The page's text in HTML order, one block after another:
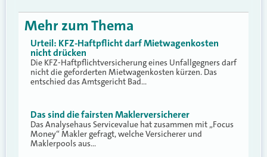
Mehr zum Thema
Urteil: KFZ-Haftpflicht darf Mietwagenkosten
nicht drücken
Die KFZ-Haftpflichtversicherung eines Unfallgegners darf
nicht die geforderten Mietwagenkosten kürzen. Das
entschied das Amtsgericht Bad…
Das sind die fairsten Maklerversicherer
Das Analysehaus Servicevalue hat zusammen mit „Focus
Money“ Makler gefragt, welche Versicherer und
Maklerpools aus…